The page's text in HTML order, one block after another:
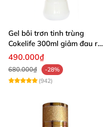
Gel bôi trơn tinh trùng
Cokelife 300ml giảm đau rát
tăng khoái cảm
490.000₫
680.000₫
-28%
(942)